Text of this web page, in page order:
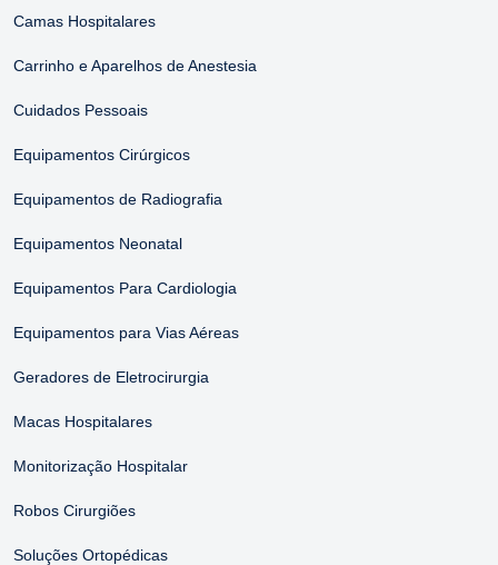
Camas Hospitalares
Carrinho e Aparelhos de Anestesia
Cuidados Pessoais
Equipamentos Cirúrgicos
Equipamentos de Radiografia
Equipamentos Neonatal
Equipamentos Para Cardiologia
Equipamentos para Vias Aéreas
Geradores de Eletrocirurgia
Macas Hospitalares
Monitorização Hospitalar
Robos Cirurgiões
Soluções Ortopédicas